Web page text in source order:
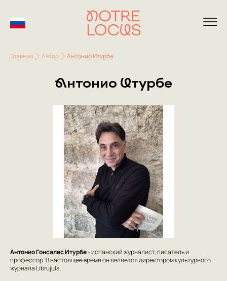
Главная Автор Антонио Итурбе
Антонио Итурбе
Антонио Гонсалес Итурбе- испанский журналист, писатель и
профессор. В настоящее время он является директором культурного
журнала Librújula.